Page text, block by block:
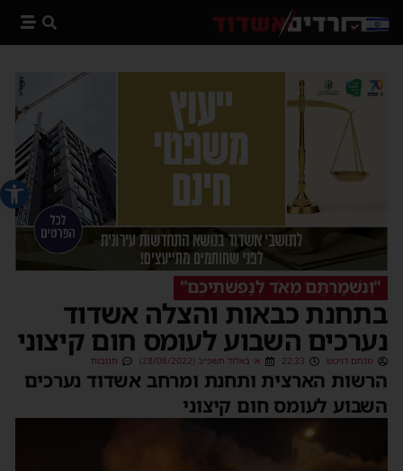
פתח
"וְנִשְׁמַרְתֶּם מְאֹד לְנַפְשֹׁתֵיכֶם"
בתחנת כבאות והצלה אשדוד
נערכים השבוע לעומס חום קיצוני
מנחם דויטש 22:33 א׳ באלול תשפ״ב (28/08/2022) תגובות
הרשות הארצית ותחנת ומרחב אשדוד נערכים
השבוע לעומס חום קיצוני